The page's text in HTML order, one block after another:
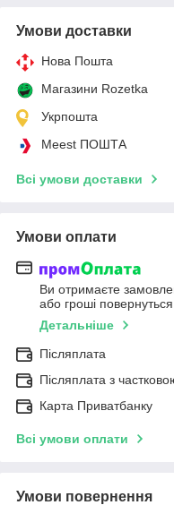
Умови доставки
Нова Пошта
Магазини Rozetka
Укрпошта
Meest ПОШТА
Всі умови доставки
Умови оплати
Ви отримаєте
або гроші
Детальніше
Післяплата
Післяплата з
Карта Приватбанку
Всі умови оплати
Умови повернення